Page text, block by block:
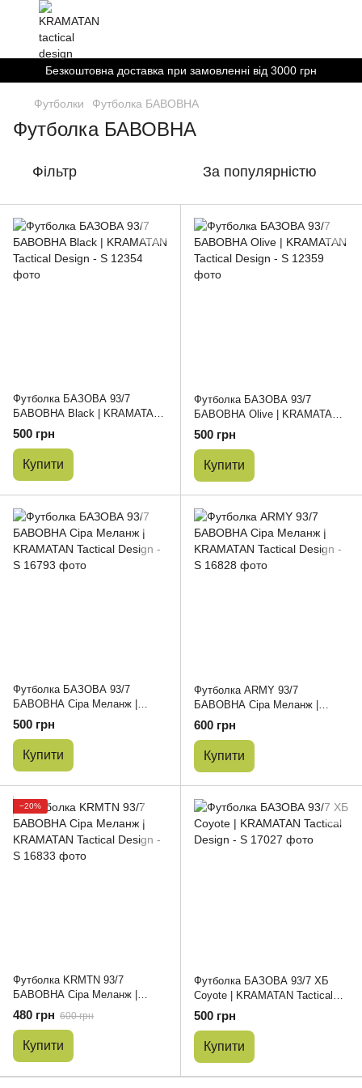
Безкоштовна доставка при замовленні від 3000 грн
Футболки Футболка БАВОВНА
Футболка БАВОВНА
Фільтр За популярністю
Футболка БАЗОВА 93/7
БАВОВНА Black | KRAMATAN
Tactical Design - S
500 грн
Купити
Футболка БАЗОВА 93/7
БАВОВНА Olive | KRAMATAN
Tactical Design - S
500 грн
Купити
Футболка БАЗОВА 93/7
БАВОВНА Сіра Меланж |
KRAMATAN Tactical Design - S
500 грн
Купити
Футболка ARMY 93/7
БАВОВНА Сіра Меланж |
KRAMATAN Tactical Design - S
600 грн
Купити
−20%
Футболка KRMTN 93/7
БАВОВНА Сіра Меланж |
KRAMATAN Tactical Design - S
480 грн 600 грн
Купити
Футболка БАЗОВА 93/7 ХБ
Coyote | KRAMATAN Tactical
Design - S
500 грн
Купити